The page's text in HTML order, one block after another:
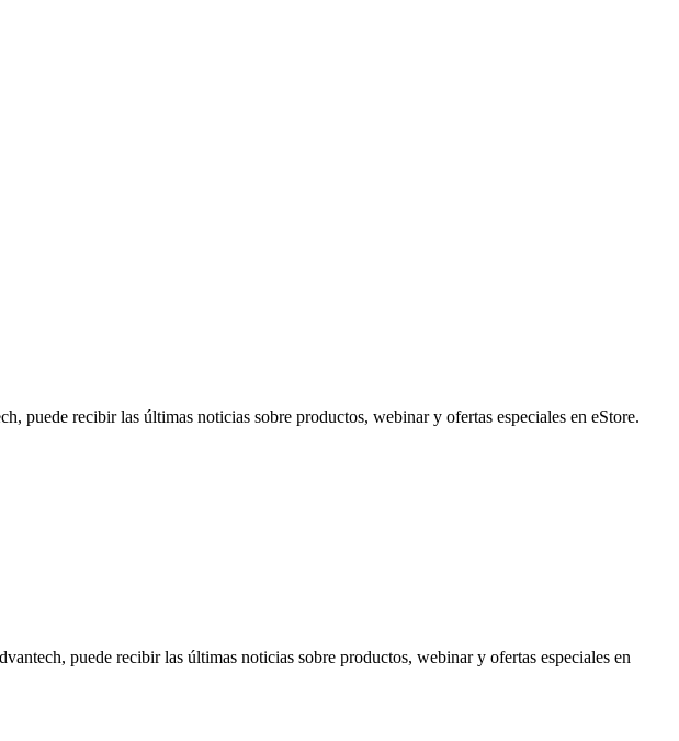
puede recibir las últimas noticias sobre productos, webinar y ofertas especiales en eStore.
puede recibir las últimas noticias sobre productos, webinar y ofertas especiales en